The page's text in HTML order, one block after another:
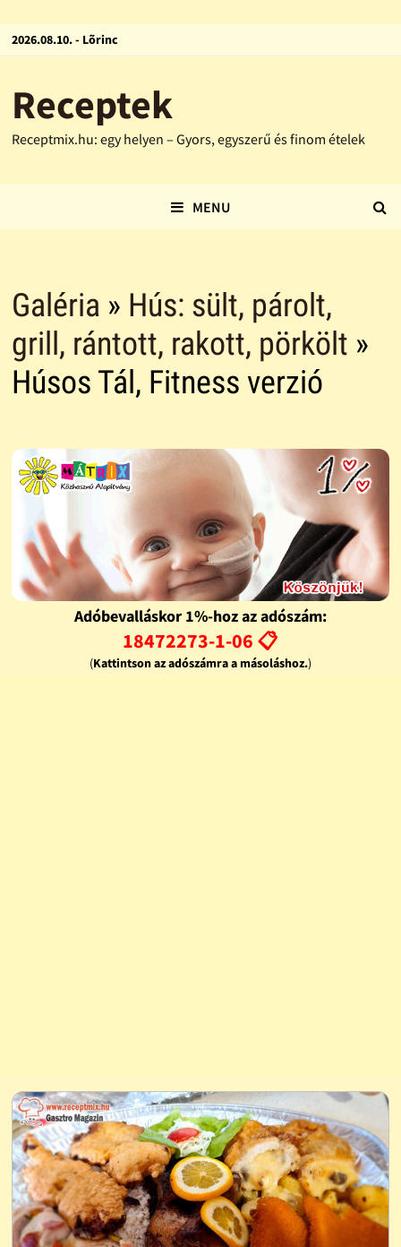
2026.08.10. - Lõrinc
Receptek
Receptmix.hu: egy helyen – Gyors, egyszerű és finom ételek
MENU
Galéria » Hús: sült, párolt,
grill, rántott, rakott, pörkölt »
Húsos Tál, Fitness verzió
Adóbevalláskor 1%-hoz az adószám:
18472273-1-06 📋
(Kattintson az adószámra a másoláshoz.)